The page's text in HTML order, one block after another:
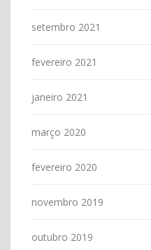
setembro 2021
fevereiro 2021
janeiro 2021
março 2020
fevereiro 2020
novembro 2019
outubro 2019